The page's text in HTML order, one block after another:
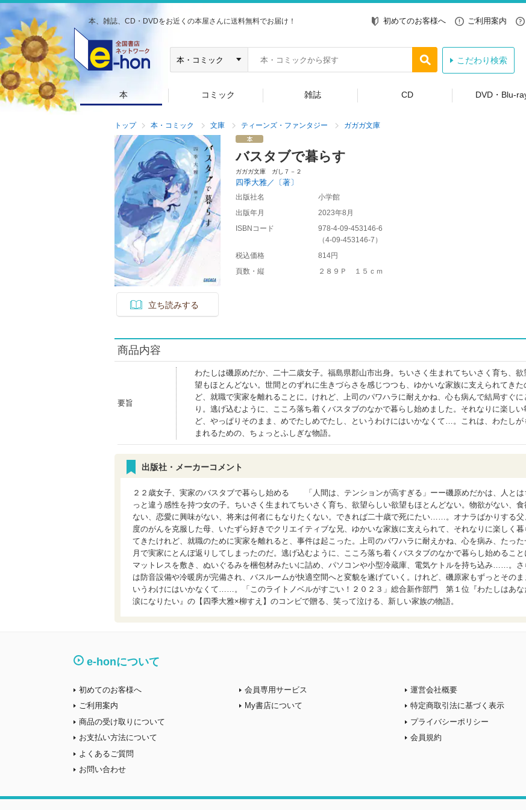
本、雑誌、CD・DVDをお近くの本屋さんに送料無料でお届け！ 初めてのお客様へ ご利用案内
こだわり検索
本 コミック 雑誌 CD DVD・Blu-
トップ 本・コミック 文庫 ティーンズ・ファンタジー ガガガ文庫
立ち読みする
バスタブで暮らす
ガガガ文庫 ガし７－２
四季大雅／〔著〕
出版社名
小学館
出版年月
2023年8月
ISBNコード
978-4-09-453146-6
（4-09-453146-7 ）
税込価格
814円
頁数・縦
２８９Ｐ １５ｃｍ
商品内容
要旨
わたしは磯原めだか、二十二歳女子。福島県郡山市出身。ちいさく生まれてちいさく育ち、欲
望もほとんどない。世間とのずれに生きづらさを感じつつも、ゆかいな家族に支えられてきた
ど、就職で実家を離れることに。けれど、上司のパワハラに耐えかね、心も病んで結局すぐに
り。逃げ込むように、こころ落ち着くバスタブのなかで暮らし始めました。それなりに楽しい
ど、やっぱりそのまま、めでたしめでたし、というわけにはいかなくて…。これは、わたしが
まれるための、ちょっとふしぎな物語。
出版社・メーカーコメント
２２歳女子、実家のバスタブで暮らし始める 「人間は、テンションが高すぎる」ーー磯原めだかは、人とは
っと違う感性を持つ女の子。ちいさく生まれてちいさく育ち、欲望らしい欲望もほとんどない。物欲がない、食
ない、恋愛に興味がない、将来は何者にもなりたくない。できれば二十歳で死にたい……。オナラばかりする父
度のがんを克服した母、いたずら好きでクリエイティブな兄、ゆかいな家族に支えられて、それなりに楽しく暮
てきたけれど、就職のために実家を離れると、事件は起こった。上司のパワハラに耐えかね、心を病み、たった
月で実家にとんぼ返りしてしまったのだ。逃げ込むように、こころ落ち着くバスタブのなかで暮らし始めること
マットレスを敷き、ぬいぐるみを梱包材みたいに詰め、パソコンや小型冷蔵庫、電気ケトルを持ち込み……。さ
は防音設備や冷暖房が完備され、バスルームが快適空間へと変貌を遂げていく。けれど、磯原家もずっとそのま
いうわけにはいかなくて……。「このライトノベルがすごい！２０２３」総合新作部門 第１位『わたしはあな
涙になりたい』の【四季大雅×柳すえ】のコンビで贈る、笑って泣ける、新しい家族の物語。
e-honについて
初めてのお客様へ
ご利用案内
商品の受け取りについて
お支払い方法について
よくあるご質問
お問い合わせ
会員専用サービス
My書店について
運営会社概要
特定商取引法に基づく表示
プライバシーポリシー
会員規約